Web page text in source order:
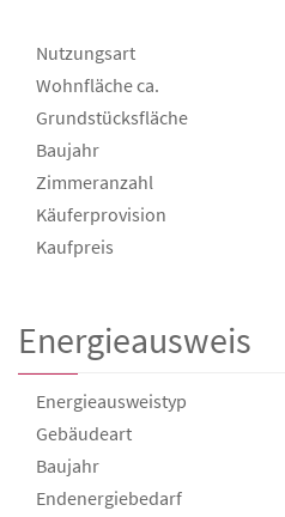
Nutzungsart
Wohnfläche ca.
Grund­stücks­fläche
Baujahr
Zimmeranzahl
Käufer­provision
Kaufpreis
Energieausweis
Energieausweistyp
Gebäudeart
Baujahr
Endenergie­bedarf